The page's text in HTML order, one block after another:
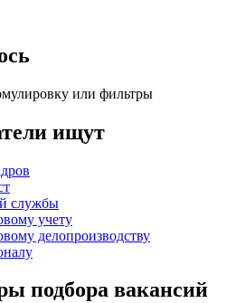
или фильтры
ищут
службы
учету
делопроизводству
подбора вакансий